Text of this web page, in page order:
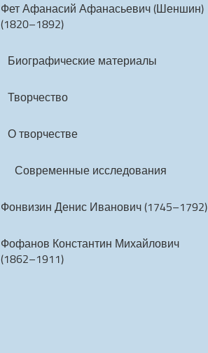
Фет Афанасий Афанасьевич (Шеншин)
(1820–1892)
Биографические материалы
Творчество
О творчестве
Современные исследования
Фонвизин Денис Иванович (1745–1792)
Фофанов Константин Михайлович
(1862–1911)